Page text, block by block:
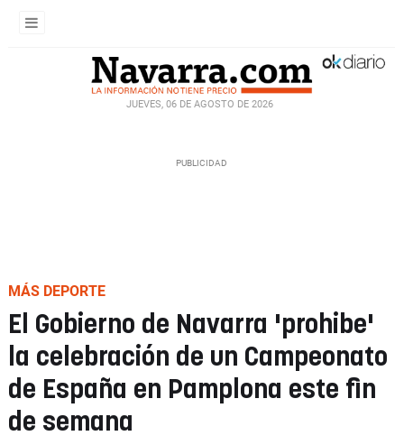
JUEVES, 06 DE AGOSTO DE 2026
MÁS DEPORTE
El Gobierno de Navarra 'prohibe'
la celebración de un Campeonato
de España en Pamplona este fin
de semana